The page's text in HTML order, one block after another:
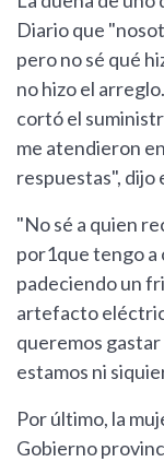
Diario que
pero no sé qué
no hizo el
cortó el
me atendieron
respuestas", dijo
"No sé a quien
por1que tengo a
padeciendo un
artefacto
queremos
estamos ni
Por último, la
Gobierno